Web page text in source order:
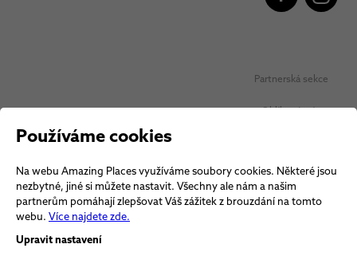
Partnerská sekce
Oblíbená místa
Obchodní podmínky Vouchery
Obchodní podmínky
Používáme cookies
Na webu Amazing Places využíváme soubory cookies. Některé jsou
nezbytné, jiné si můžete nastavit. Všechny ale nám a našim
partnerům pomáhají zlepšovat Váš zážitek z brouzdání na tomto
webu. Více najdete zde.
Upravit nastavení